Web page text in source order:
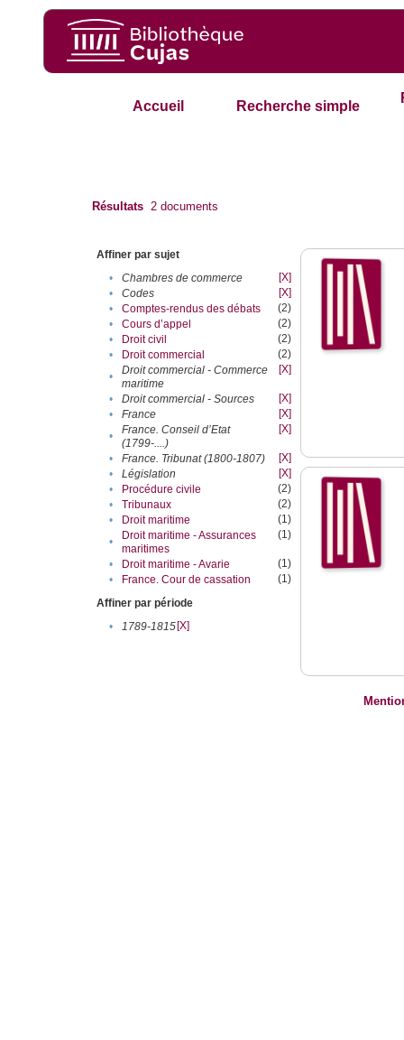
Accueil Recherche simple
Résultats 2 documents
Affiner par sujet
•
Chambres de commerce
[X]
•
Codes
[X]
•
Comptes-rendus des débats
(2)
•
Cours d’appel
(2)
•
Droit civil
(2)
•
Droit commercial
(2)
•
Droit commercial - Commerce
maritime
[X]
• Droit commercial - Sources
[X]
•
France
[X]
•
France. Conseil d’Etat
(1799-....)
[X]
• France. Tribunat (1800-1807)
[X]
•
Législation
[X]
•
Procédure civile
(2)
•
Tribunaux
(2)
•
Droit maritime
(1)
•
Droit maritime - Assurances
maritimes
(1)
• Droit maritime - Avarie
(1)
•
France. Cour de cassation
(1)
Affiner par période
•
1789-1815[X]